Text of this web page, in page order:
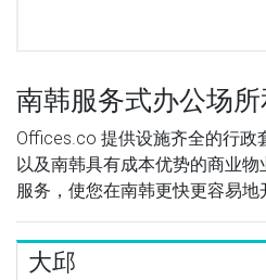
南韩服务式办公场
Offices.co 提供设施齐全的行政
以及南韩具有成本优势的商业
服务，使您在南韩更快更容易地
大邱